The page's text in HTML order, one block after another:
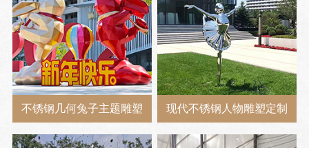
不锈钢几何兔子主题雕塑 现代不锈钢人物雕塑定制